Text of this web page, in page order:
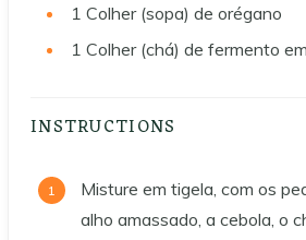
1 Colher (sopa) de orégano
1 Colher (chá) de fermento
INSTRUCTIONS
Misture em tigela, com os
alho amassado, a cebola, o